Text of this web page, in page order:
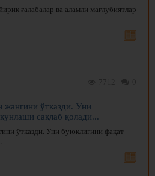
ғалабалар ва аламли мағлубиятлар
жангини ўтказди. Уни
сақлаб қолади...
ўтказди. Уни буюклигини фақат